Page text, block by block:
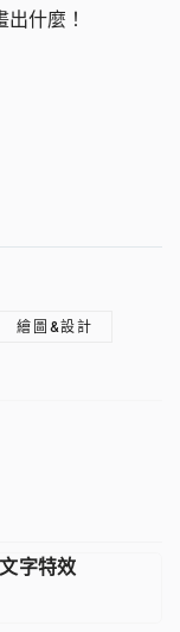
什麼！
繪圖&設計
字特效